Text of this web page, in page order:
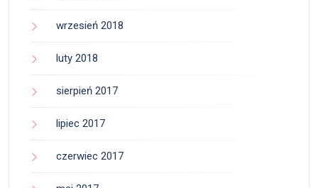
wrzesień 2018
luty 2018
sierpień 2017
lipiec 2017
czerwiec 2017